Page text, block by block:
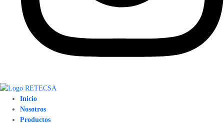
Inicio
Nosotros
Productos